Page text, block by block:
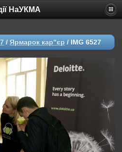
НаУКМА
/ Ярмарок кар"єр / IMG 6527